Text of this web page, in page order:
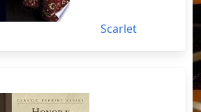
Scarlet